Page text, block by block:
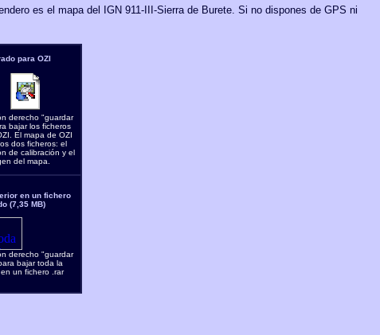
es el mapa del IGN 911-III-Sierra de Burete. Si no dispones de GPS ni
para OZI
derecho "guardar
bajar los ficheros
El mapa de OZI
dos ficheros: el
de calibración y el
del mapa.
en un fichero
(7,35 MB)
derecho "guardar
bajartoda la
un fichero .rar